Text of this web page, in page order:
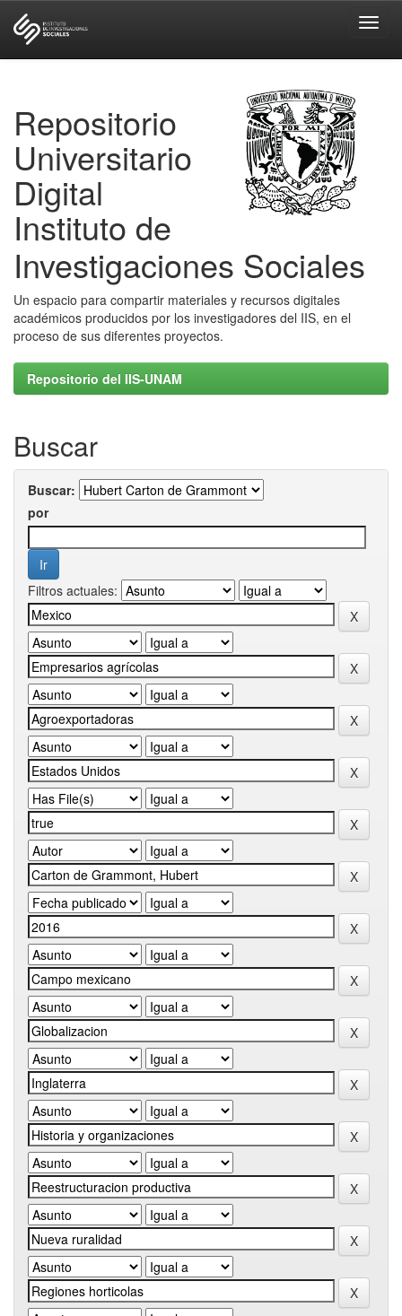
Repositorio
Universitario
Digital
Instituto de
Investigaciones Sociales
Un espacio para compartir materiales y recursos digitales
académicos producidos por los investigadores del IIS, en el
proceso de sus diferentes proyectos.
Repositorio del IIS-UNAM
Buscar
Buscar:
por
Filtros actuales: